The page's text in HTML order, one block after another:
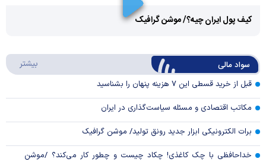
Video
کیف پول ایران چیه؟/ موشن گرافیک
سواد مالی بیشتر
قبل از خرید قسطی این ۷ هزینه پنهان را بشناسید
مکاتب اقتصادی و مسئله سیاست‌گذاری در ایران
برات الکترونیکی ابزار جدید رونق تولید/ موشن گرافیک
خداحافظی با چک کاغذی! چکاد چیست و چطور کار می‌کند؟ /موشن